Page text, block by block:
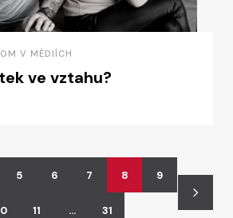
V MÉDIÍCH
ve vztahu?
5 6 7 8 9
11 … 31